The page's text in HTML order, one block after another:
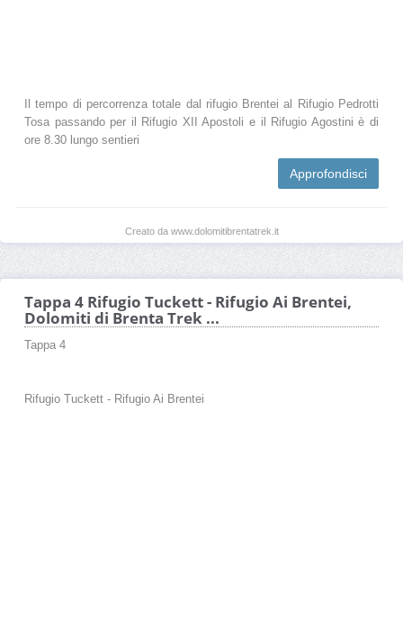
Il tempo di percorrenza totale dal rifugio Brentei al Rifugio Pedrotti
Tosa passando per il Rifugio XII Apostoli e il Rifugio Agostini è di
ore 8.30 lungo sentieri
Approfondisci
Creato da www.dolomitibrentatrek.it
Tappa 4 Rifugio Tuckett - Rifugio Ai Brentei,
Dolomiti di Brenta Trek ...
Tappa 4
Rifugio Tuckett - Rifugio Ai Brentei